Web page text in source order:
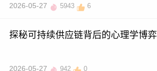
2026-05-27 5943 6
探秘可持续供应链背后的心理学博弈
2026-05-27 942 0